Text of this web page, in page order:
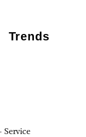
Trends
Service